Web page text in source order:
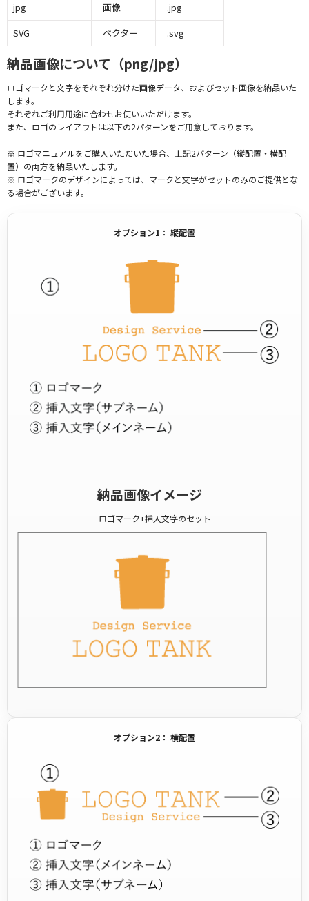
jpg
画像
.jpg
SVG
ベクター .svg
納品画像について（png/jpg）
ロゴマークと文字をそれぞれ分けた画像データ、およびセット画像を納品いた
します。
それぞれご利用用途に合わせお使いいただけます。
また、ロゴのレイアウトは以下の2パターンをご用意しております。
※ ロゴマニュアルをご購入いただいた場合、上記2パターン（縦配置・横配
置）の両方を納品いたします。
※ ロゴマークのデザインによっては、マークと文字がセットのみのご提供とな
る場合がございます。
オプション1： 縦配置
納品画像イメージ
ロゴマーク+挿入文字のセット
オプション2： 横配置